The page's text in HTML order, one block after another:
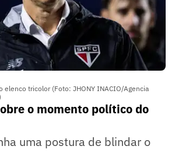
elenco tricolor (Foto: JHONY INACIO/Agencia
o momento político do
uma postura de blindar o